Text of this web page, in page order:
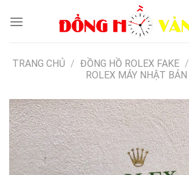
TRANG CHỦ / ĐỒNG HỒ ROLEX FAKE /
ROLEX MÁY NHẬT BẢN